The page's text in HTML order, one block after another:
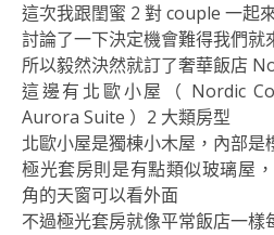
這次我跟閨蜜 2 對 couple 一起
討論了一下決定機會難得我們就
所以毅然決然就訂了奢華飯店
這邊有北歐小屋（ Nordic
Aurora Suite ）2 大類房型
北歐小屋是獨棟小木屋，內部是
極光套房則是有點類似玻璃屋
角的天窗可以看外面
不過極光套房就像平常飯店一樣